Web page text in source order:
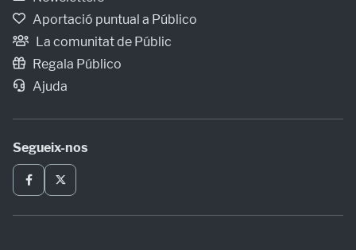
Aportació puntual a Público
La comunitat de Públic
Regala Público
Ajuda
Segueix-nos